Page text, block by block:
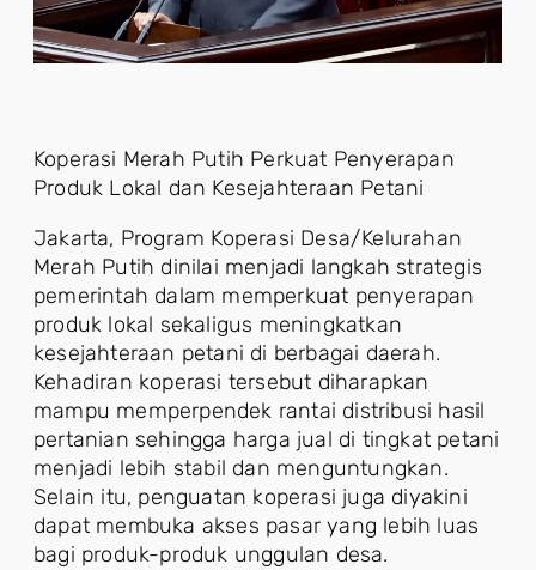
Koperasi Merah Putih Perkuat Penyerapan
Produk Lokal dan Kesejahteraan Petani
Jakarta, Program Koperasi Desa/Kelurahan
Merah Putih dinilai menjadi langkah strategis
pemerintah dalam memperkuat penyerapan
produk lokal sekaligus meningkatkan
kesejahteraan petani di berbagai daerah.
Kehadiran koperasi tersebut diharapkan
mampu memperpendek rantai distribusi hasil
pertanian sehingga harga jual di tingkat petani
menjadi lebih stabil dan menguntungkan.
Selain itu, penguatan koperasi juga diyakini
dapat membuka akses pasar yang lebih luas
bagi produk-produk unggulan desa.